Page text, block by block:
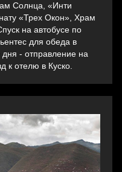
Солнца, «Инти
«Трех Окон», Храм
на автобусе по
для обеда в
- отправление на
к отелю в Куско.